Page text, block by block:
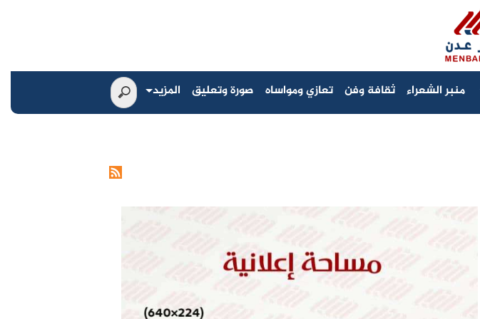
منبر الشعراء ثقافة وفن تعازي ومواساه صورة وتعليق المزيد